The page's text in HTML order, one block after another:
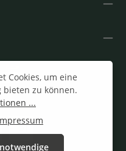
Cookies, um eine
bieten zu können.
...